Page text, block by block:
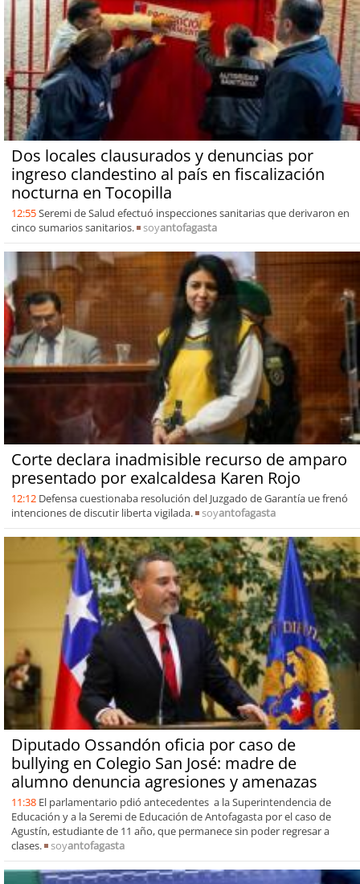
Dos locales clausurados y denuncias por
ingreso clandestino al país en fiscalización
nocturna en Tocopilla
12:55Seremi de Salud efectuó inspecciones sanitarias que derivaron en
cinco sumarios sanitarios.
soyantofagasta
Corte declara inadmisible recurso de amparo
presentado por exalcaldesa Karen Rojo
12:12 Defensa cuestionaba resolución del Juzgado de Garantía ue frenó
intenciones de discutir liberta vigilada.
soyantofagasta
Diputado Ossandón oficia por caso de
bullying en Colegio San José: madre de
alumno denuncia agresiones y amenazas
11:38 El parlamentario pdió antecedentes a la Superintendencia de
Educación y a la Seremi de Educación de Antofagasta por el caso de
Agustín, estudiante de 11 año, que permanece sin poder regresar a
clases.
soyantofagasta